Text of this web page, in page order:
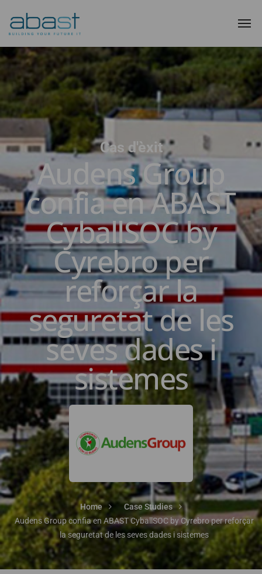
Cas d'èxit
Audens Group
confia en ABAST
CyballSOC by
Cyrebro per
reforçar la
seguretat de les
seves dades i
sistemes
Home
Case Studies
Audens Group confia en ABAST CyballSOC by Cyrebro per reforçar
la seguretat de les seves dades i sistemes